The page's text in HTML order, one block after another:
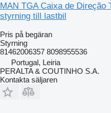
MAN TGA Caixa de Direção
styrning till lastbil
Pris på begäran
Styrning
81462006357 8098955536
Portugal, Leiria
PERALTA & COUTINHO S.A.
Kontakta säljaren